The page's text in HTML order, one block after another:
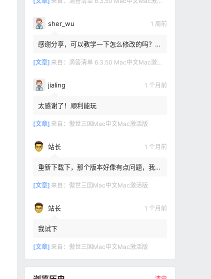
sher_wu 1 周前
感谢分享，可以教学一下怎么修改的吗？目
[文章] 来自： 滴答清单 6.3.50 Mac中文Mac激活版
jialing 1 个月前
太感谢了！顺利能玩
[文章] 来自： 傲世三国Mac中文Mac激活版
站长 1 个月前
重新下载下，那个版本好像有点问题，我重
[文章] 来自： 傲世三国Mac中文Mac激活版
站长 1 个月前
我试下
[文章] 来自： 傲世三国Mac中文Mac激活版